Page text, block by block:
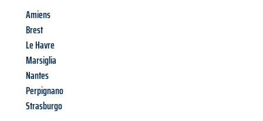
Amiens
Brest
Le Havre
Marsiglia
Nantes
Perpignano
Strasburgo